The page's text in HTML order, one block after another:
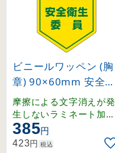
ビニールワッペン (胸
章) 90×60mm 安全ピ
ン式 安全衛生委員 (12
6006)
摩擦による文字消えが発
生しないラミネート加工
済みワッペン。
385円
423円 税込